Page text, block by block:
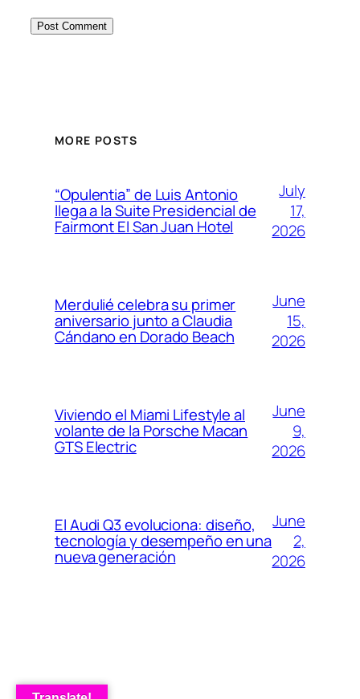
MORE POSTS
“Opulentia” de Luis Antonio
llega a la Suite Presidencial de
Fairmont El San Juan Hotel
July
17,
2026
Merdulié celebra su primer
aniversario junto a Claudia
Cándano en Dorado Beach
June
15,
2026
Viviendo el Miami Lifestyle al
volante de la Porsche Macan
GTS Electric
June
9,
2026
El Audi Q3 evoluciona: diseño,
tecnología y desempeño en una
nueva generación
June
2,
2026